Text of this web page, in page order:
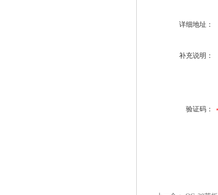
详细地址：
补充说明：
验证码：